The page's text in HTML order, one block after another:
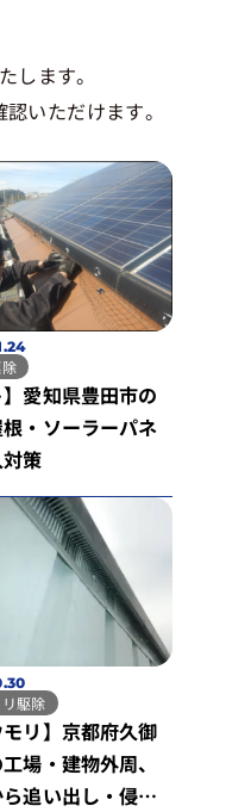
します。
いただけます。
】愛知県豊田市の
・ソーラーパネ
策
駆除
モリ】京都府久御
場・建物外周、
追い出し・侵入